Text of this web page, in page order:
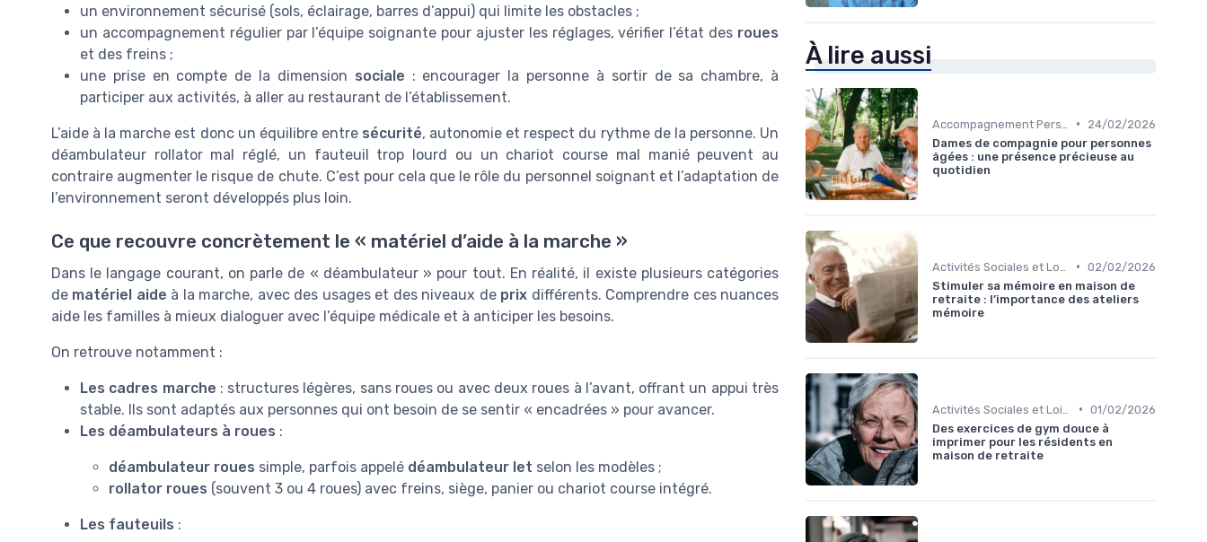
un environnement sécurisé (sols, éclairage, barres d’appui) qui limite les obstacles ;
un accompagnement régulier par l’équipe soignante pour ajuster les réglages, vérifier l’état des roues
et des freins ;
une prise en compte de la dimension sociale : encourager la personne à sortir de sa chambre, à
participer aux activités, à aller au restaurant de l’établissement.
L’aide à la marche est donc un équilibre entre sécurité, autonomie et respect du rythme de la personne. Un
déambulateur rollator mal réglé, un fauteuil trop lourd ou un chariot course mal manié peuvent au
contraire augmenter le risque de chute. C’est pour cela que le rôle du personnel soignant et l’adaptation de
l’environnement seront développés plus loin.
Ce que recouvre concrètement le « matériel d’aide à la marche »
Dans le langage courant, on parle de « déambulateur » pour tout. En réalité, il existe plusieurs catégories
de matériel aide à la marche, avec des usages et des niveaux de prix différents. Comprendre ces nuances
aide les familles à mieux dialoguer avec l’équipe médicale et à anticiper les besoins.
On retrouve notamment :
Les cadres marche : structures légères, sans roues ou avec deux roues à l’avant, offrant un appui très
stable. Ils sont adaptés aux personnes qui ont besoin de se sentir « encadrées » pour avancer.
Les déambulateurs à roues :
déambulateur roues simple, parfois appelé déambulateur let selon les modèles ;
rollator roues (souvent 3 ou 4 roues) avec freins, siège, panier ou chariot course intégré.
Les fauteuils :
À lire aussi
•
24/02/2026
Dames de compagnie pour personnes
âgées : une présence précieuse au
quotidien
• 02/02/2026
Stimuler sa mémoire en maison de
retraite : l’importance des ateliers
mémoire
• 01/02/2026
Des exercices de gym douce à
imprimer pour les résidents en
maison de retraite